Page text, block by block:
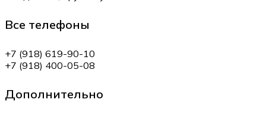
Все телефоны
+7 (918) 619-90-10
+7 (918) 400-05-08
Дополнительно